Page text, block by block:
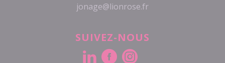
jonage@lionrose.fr
SUIVEZ-NOUS